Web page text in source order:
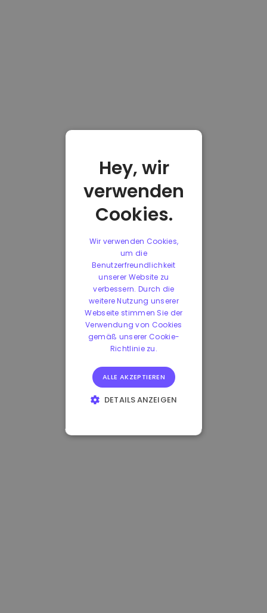
Hey, wir
verwenden
Cookies.
Wir verwenden Cookies,
um die
Benutzerfreundlichkeit
unserer Website zu
verbessern. Durch die
weitere Nutzung unserer
Webseite stimmen Sie der
Verwendung von Cookies
gemäß unserer Cookie-
Richtlinie zu.
ALLE AKZEPTIEREN
DETAILS ANZEIGEN